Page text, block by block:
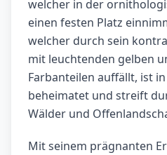
welcher in der
einen festen Platz
welcher durch sein
mit leuchtenden gelben
Farbanteilen auffällt, ist
beheimatet und streift
Wälder und
Mit seinem prägnanten